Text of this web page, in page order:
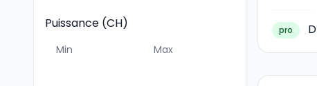
Puissance (CH) pro